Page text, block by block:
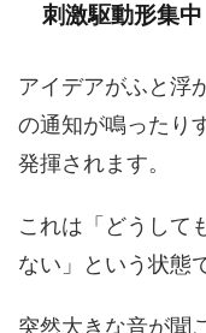
刺激駆動形集中
アイデアがふと浮
の通知が鳴ったり
発揮されます。
これは「どうして
ない」という状態
突然大きな音が聞